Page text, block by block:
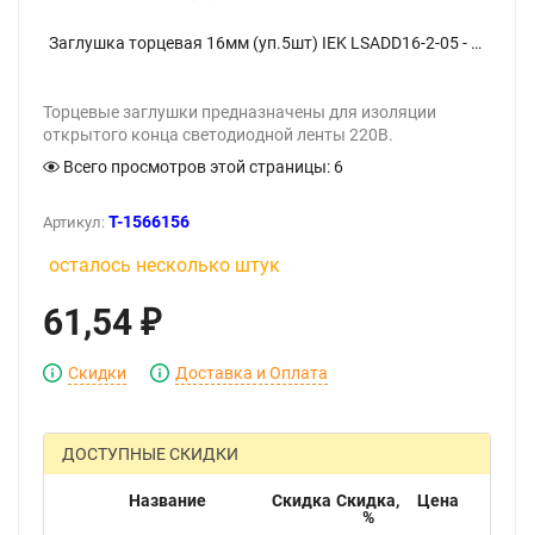
Заглушка торцевая 16мм (уп.5шт) IEK LSADD16-2-05 - фото
Торцевые заглушки предназначены для изоляции
открытого конца светодиодной ленты 220В.
Всего просмотров этой страницы: 6
Артикул: T-1566156
осталось несколько штук
61,54 ₽
Скидки Доставка и Оплата
ДОСТУПНЫЕ СКИДКИ
Название Скидка Скидка,
%
Цена